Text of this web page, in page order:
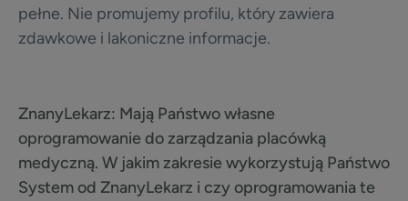
pełne. Nie promujemy profilu, który zawiera
zdawkowe i lakoniczne informacje.
ZnanyLekarz: Mają Państwo własne
oprogramowanie do zarządzania placówką
medyczną. W jakim zakresie wykorzystują Państwo
System od ZnanyLekarz i czy oprogramowania te